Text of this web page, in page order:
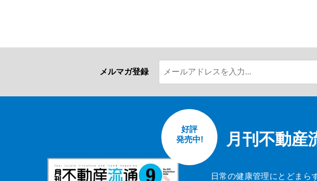
メルマガ登録
月刊不動産
好評
発売中!
日常の健康管理にとどまら